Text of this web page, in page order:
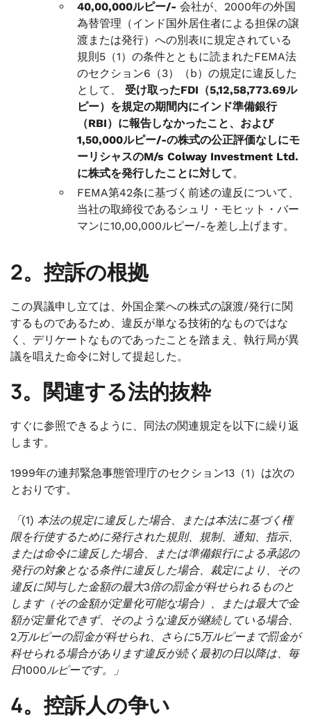
40,00,000ルピー/- 会社が、2000年の外国
為替管理（インド国外居住者による担保の譲
渡または発行）への別表Iに規定されている
規則5（1）の条件とともに読まれたFEMA法
のセクション6（3）（b）の規定に違反した
として、 受け取ったFDI（5,12,58,773.69ル
ピー）を規定の期間内にインド準備銀行
（RBI）に報告しなかったこと、および
1,50,000ルピー/-の株式の公正評価なしにモ
ーリシャスのM/s Colway Investment Ltd.
に株式を発行したことに対して。
FEMA第42条に基づく前述の違反について、
当社の取締役であるシュリ・モヒット・バー
マンに10,00,000ルピー/-を差し上げます。
2。控訴の根拠
この異議申し立ては、外国企業への株式の譲渡/発行に関
するものであるため、違反が単なる技術的なものではな
く、デリケートなものであったことを踏まえ、執行局が異
議を唱えた命令に対して提起した。
3。関連する法的抜粋
すぐに参照できるように、同法の関連規定を以下に繰り返
します。
1999年の連邦緊急事態管理庁のセクション13（1）は次の
とおりです。
「(1) 本法の規定に違反した場合、または本法に基づく権
限を行使するために発行された規則、規制、通知、指示、
または命令に違反した場合、または準備銀行による承認の
発行の対象となる条件に違反した場合、裁定により、その
違反に関与した金額の最大3倍の罰金が科せられるものと
します（その金額が定量化可能な場合）、または最大で金
額が定量化できず、そのような違反が継続している場合、
2万ルピーの罰金が科せられ、さらに5万ルピーまで罰金が
科せられる場合があります違反が続く最初の日以降は、毎
日1000ルピーです。」
4。控訴人の争い